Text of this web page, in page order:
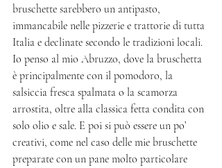
bruschette sarebbero un antipasto,
immancabile nelle pizzerie e trattorie di tutta
Italia e declinate secondo le tradizioni locali.
Io penso al mio Abruzzo, dove la bruschetta
è principalmente con il pomodoro, la
salsiccia fresca spalmata o la scamorza
arrostita, oltre alla classica fetta condita con
solo olio e sale. E poi si può essere un po’
creativi, come nel caso delle mie bruschette
preparate con un pane molto particolare